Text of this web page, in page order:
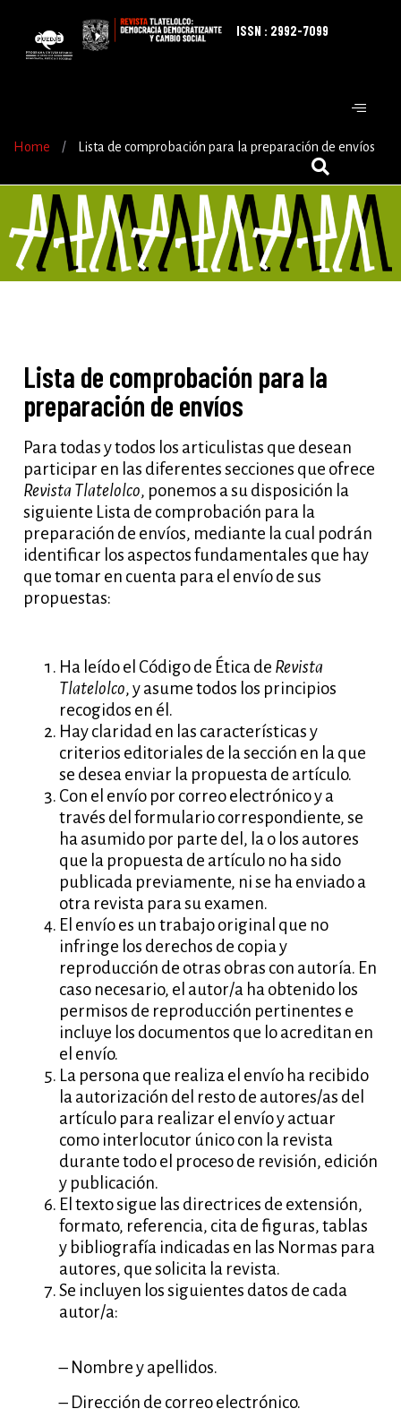
ISSN : 2992-7099
Home / Lista de comprobación para la preparación de envíos
Lista de comprobación para la
preparación de envíos
Para todas y todos los articulistas que desean
participar en las diferentes secciones que ofrece
Revista Tlatelolco, ponemos a su disposición la
siguiente Lista de comprobación para la
preparación de envíos, mediante la cual podrán
identificar los aspectos fundamentales que hay
que tomar en cuenta para el envío de sus
propuestas:
Ha leído el Código de Ética de Revista
Tlatelolco, y asume todos los principios
recogidos en él.
Hay claridad en las características y
criterios editoriales de la sección en la que
se desea enviar la propuesta de artículo.
Con el envío por correo electrónico y a
través del formulario correspondiente, se
ha asumido por parte del, la o los autores
que la propuesta de artículo no ha sido
publicada previamente, ni se ha enviado a
otra revista para su examen.
El envío es un trabajo original que no
infringe los derechos de copia y
reproducción de otras obras con autoría. En
caso necesario, el autor/a ha obtenido los
permisos de reproducción pertinentes e
incluye los documentos que lo acreditan en
el envío.
La persona que realiza el envío ha recibido
la autorización del resto de autores/as del
artículo para realizar el envío y actuar
como interlocutor único con la revista
durante todo el proceso de revisión, edición
y publicación.
El texto sigue las directrices de extensión,
formato, referencia, cita de figuras, tablas
y bibliografía indicadas en las Normas para
autores, que solicita la revista.
Se incluyen los siguientes datos de cada
autor/a:
– Nombre y apellidos.
– Dirección de correo electrónico.